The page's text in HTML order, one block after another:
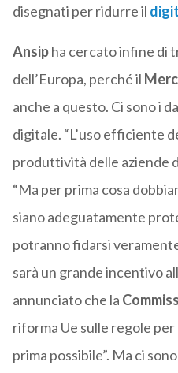
disegnati per ridurre il
Ansipha cercato infine di
dell’Europa, perché il
anche a questo. Ci sono i
digitale. “L’uso efficiente
produttività delle aziende
“Ma per prima cosa
siano adeguatamente
potranno fidarsi
sarà un grande incentivo
annunciato che la
riforma Ue sulle regole
prima possibile”. Ma ci